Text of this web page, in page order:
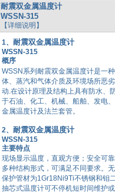
耐震双金属温度计
WSSN-315
【详细说明】
1、 耐震双金属温度计
WSSN-315
概序
WSSN 系列 耐震双金属温度计是一
体、蒸汽和气体介质及环境场所恶
动.在设计原理及结构上具有防水、
于石油、化工、机械、船舶、发电
金属温度计及法兰套管。
2、 耐震双金属温度计
WSSN-315
主要特点
现场显示温度，直观方便；安全可
多种结构形式，可满足不同要求。
保护管材为1Gr18Ni9Ti不锈钢和钼
抽芯式温度计可不停机短时间维护